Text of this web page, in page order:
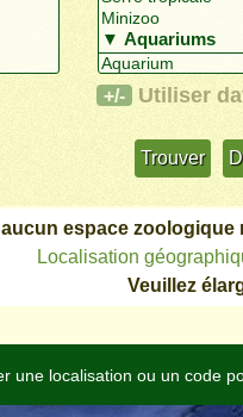
+/- Utiliser
aucun espace
Localisation
Veuillez
une localisation ou un code